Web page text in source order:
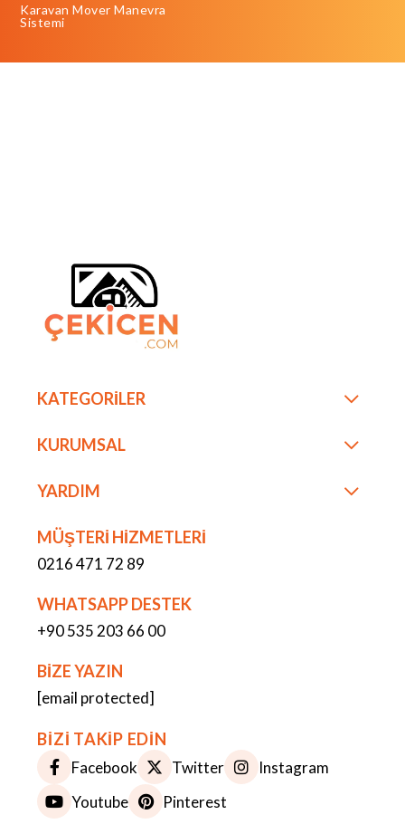
Karavan Mover Manevra
Sistemi
KATEGORİLER
KURUMSAL
YARDIM
MÜŞTERİ HİZMETLERİ
0216 471 72 89
WHATSAPP DESTEK
+90 535 203 66 00
BİZE YAZIN
[email protected]
BİZİ TAKİP EDİN
Facebook Twitter
Instagram
Youtube
Pinterest